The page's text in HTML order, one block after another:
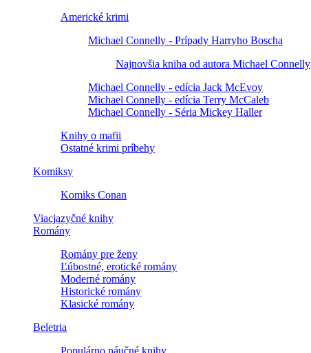
Americké krimi
Michael Connelly - Prípady Harryho Boscha
Najnovšia kniha od autora Michael Connelly
Michael Connelly - edícia Jack McEvoy
Michael Connelly - edícia Terry McCaleb
Michael Connelly - Séria Mickey Haller
Knihy o mafii
Ostatné krimi príbehy
Komiksy
Komiks Conan
Viacjazyčné knihy
Romány
Romány pre ženy
Ľúbostné, erotické romány
Moderné romány
Historické romány
Klasické romány
Beletria
Populárno náučné knihy